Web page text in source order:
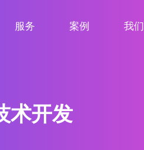
服务
案例
我们
术开发